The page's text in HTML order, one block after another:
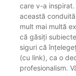
care v-a inspirat.
această
mult mai multă
că găsiți
siguri că
(cu link), ca o
profesionalism.